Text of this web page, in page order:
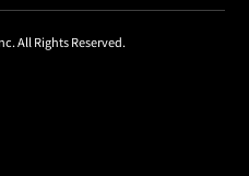
All Rights Reserved.